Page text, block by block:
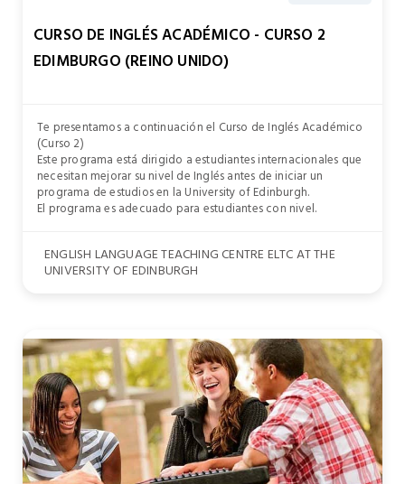
CURSO DE INGLÉS ACADÉMICO - CURSO 2
EDIMBURGO (REINO UNIDO)
Te presentamos a continuación el Curso de Inglés Académico
(Curso 2)
Este programa está dirigido a estudiantes internacionales que
necesitan mejorar su nivel de Inglés antes de iniciar un
programa de estudios en la University of Edinburgh.
El programa es adecuado para estudiantes con nivel.
ENGLISH LANGUAGE TEACHING CENTRE ELTC AT THE
UNIVERSITY OF EDINBURGH